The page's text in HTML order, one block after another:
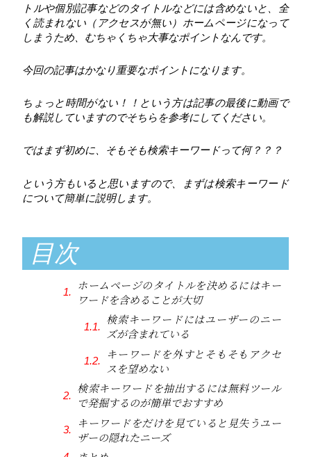
トルや個別記事などのタイトルなどには含めないと、全
く読まれない（アクセスが無い）ホームページになって
しまうため、むちゃくちゃ大事なポイントなんです。
今回の記事はかなり重要なポイントになります。
ちょっと時間がない！！という方は記事の最後に動画で
も解説していますのでそちらを参考にしてください。
ではまず初めに、そもそも検索キーワードって何？？？
という方もいると思いますので、まずは検索キーワード
について簡単に説明します。
目次
ホームページのタイトルを決めるにはキー
ワードを含めることが大切
検索キーワードにはユーザーのニー
ズが含まれている
キーワードを外すとそもそもアクセ
スを望めない
検索キーワードを抽出するには無料ツール
で発掘するのが簡単でおすすめ
キーワードをだけを見ていると見失うユー
ザーの隠れたニーズ